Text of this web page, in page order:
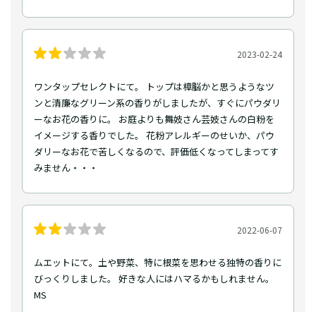
2023-02-24
ワンタップセレクトにて。 トップは樟脳かと思うようなツ
ンと清廉なグリーン系の香りがしましたが、すぐにパウダリ
ーなお花の香りに。 お庭よりも舞妓さん芸妓さんの白粉を
イメージする香りでした。 花粉アレルギーのせいか、パウ
ダリーなお花で苦しくなるので、評価低くなってしまってす
みません・・・
2022-06-07
ムエットにて。土や野菜、特に根菜を思わせる独特の香りに
びっくりしました。 好きな人にはハマるかもしれません。
MS